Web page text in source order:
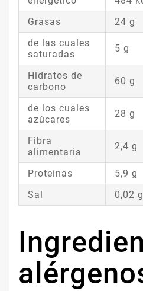
Grasas
24 g
de las cuales
saturadas
5 g
Hidratos de
carbono
60 g
de los cuales
azúcares
28 g
Fibra
alimentaria
2,4 g
Proteínas
5,9 g
Sal
0,02 g